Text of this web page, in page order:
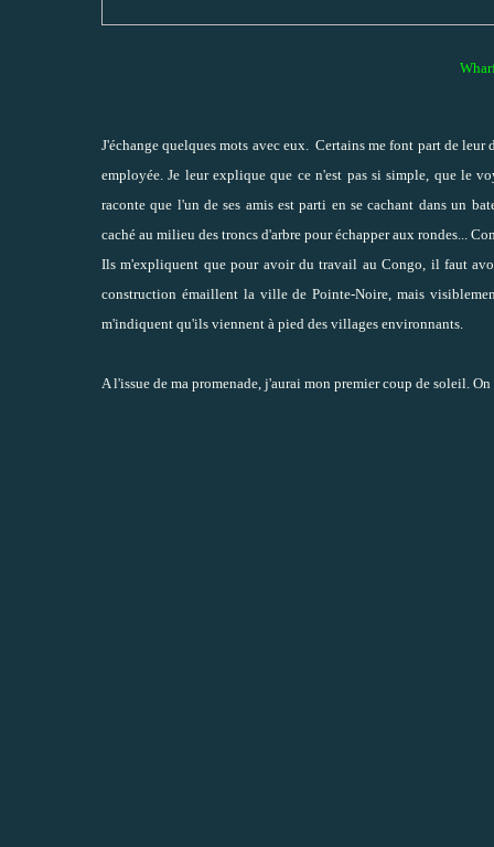
J'échange quelques mots avec eux. Certains me font part de leur
employée. Je leur explique que ce n'est pas si simple, que le
raconte que l'un de ses amis est parti en se cachant dans un
caché au milieu des troncs d'arbre pour échapper aux rondes...
Ils m'expliquent que pour avoir du travail au Congo, il faut
construction émaillent la ville de Pointe-Noire, mais
m'indiquent qu'ils viennent à pied des villages environnants.
A l'issue de ma promenade, j'aurai mon premier coup de soleil.